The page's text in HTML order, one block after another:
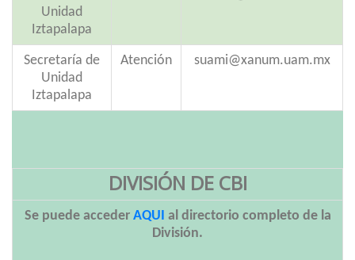
Unidad
Iztapalapa
Secretaría de
Unidad
Iztapalapa
Atención suami@xanum.uam.mx
DIVISIÓN DE CBI
Se puede accederAQUI al directorio completo de la
División.